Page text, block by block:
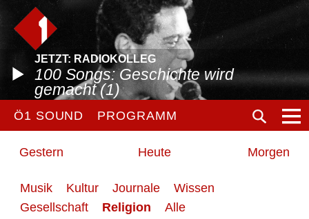
JETZT: RADIOKOLLEG
100 Songs: Geschichte wird
gemacht (1)
Ö1 SOUND PROGRAMM
Gestern Heute Morgen
Musik Kultur Journale
Wissen
Gesellschaft
Religion Alle